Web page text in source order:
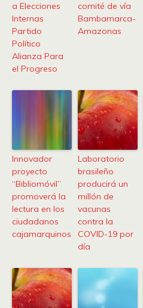
a Elecciones
Internas
Partido
Político
Alianza Para
el Progreso
comité de vía
Bambamarca-
Amazonas
Innovador
proyecto
“Bibliomóvil”
promoverá la
lectura en los
ciudadanos
cajamarquinos
Laboratorio
brasileño
producirá un
millón de
vacunas
contra la
COVID-19 por
día